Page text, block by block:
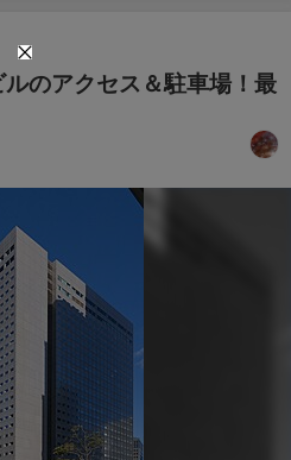
ルのアクセス＆駐車場！最